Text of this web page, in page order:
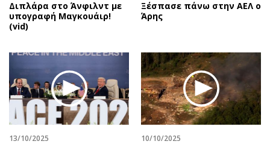
Διπλάρα στο Άνφιλντ με
υπογραφή Μαγκουάιρ!
(vid)
Ξέσπασε πάνω στην ΑΕΛ ο
Άρης
13/10/2025 10/10/2025